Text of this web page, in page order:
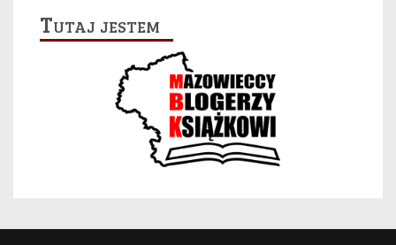
Tutaj jestem